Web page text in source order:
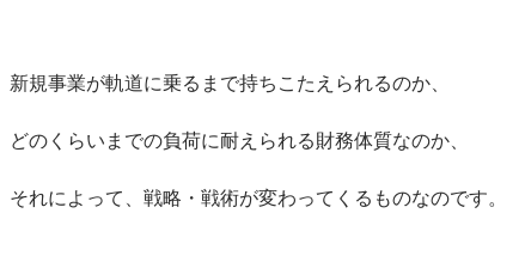
新規事業が軌道に乗るまで持ちこたえられるのか、
どのくらいまでの負荷に耐えられる財務体質なのか、
それによって、戦略・戦術が変わってくるものなのです。